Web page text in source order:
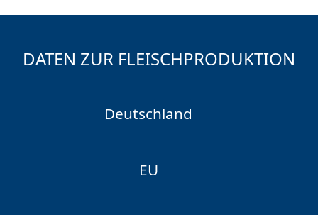
DATEN ZUR FLEISCHPRODUKTION
Deutschland
EU